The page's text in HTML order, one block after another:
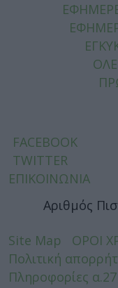
FACEBOOK
TWITTER
ΕΠΙΚΟΙΝΩΝΙΑ
Αριθμός
Site Map ΟΡΟΙ
Πολιτική
Πληροφορίες